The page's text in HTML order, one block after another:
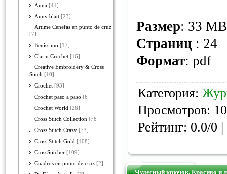
Anna [41]
Anny blatt [23]
Artime Cenefas en punto de cruz
[7]
Benissimo [17]
Clarin Crochet [16]
Creative Embroidery & Cross
Stitch [10]
Crochet [93]
Crochet paso a paso [6]
Crochet World [26]
Cross Stitch Collection [78]
Cross Stitch Crazy [73]
Cross Stitch Gold [108]
CrossStitcher [109]
Cuadros en punto de cruz [2]
Размер: 33 MB
Страниц : 24
Формат: pdf
Категория:
Просмотров:
Рейтинг: 0.0/0 |
Чудесный крючок. Красиво и